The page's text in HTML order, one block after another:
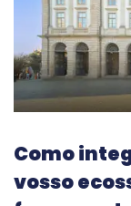
Como
vosso